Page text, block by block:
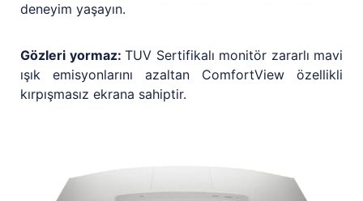
deneyim yaşayın.
Gözleri yormaz: TUV Sertifikalı monitör zararlı mavi
ışık emisyonlarını azaltan ComfortView özellikli
kırpışmasız ekrana sahiptir.